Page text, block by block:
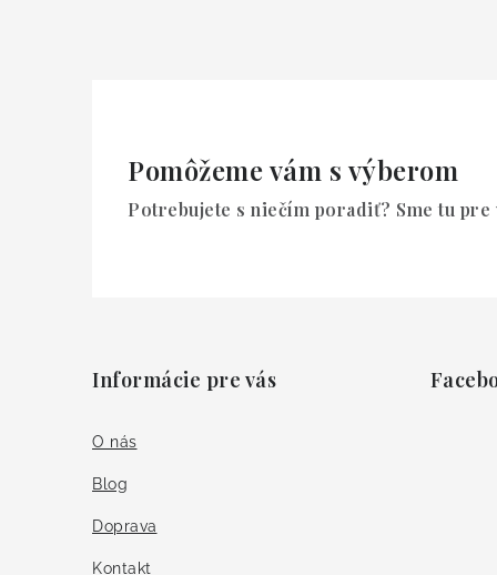
Pomôžeme vám s výberom
Potrebujete s niečím poradiť? Sme tu pre
Informácie pre vás
O nás
Blog
Doprava
Kontakt